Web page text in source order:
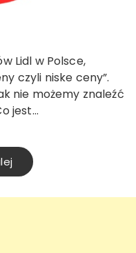
czyli niske ceny”.
nie możemy znaleźć
jest…